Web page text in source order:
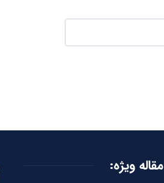
مقاله ویژه: